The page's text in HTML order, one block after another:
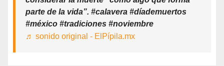
parte de la vida”. #calavera #díademuertos
#méxico #tradiciones #noviembre
♬ sonido original - ElPípila.mx